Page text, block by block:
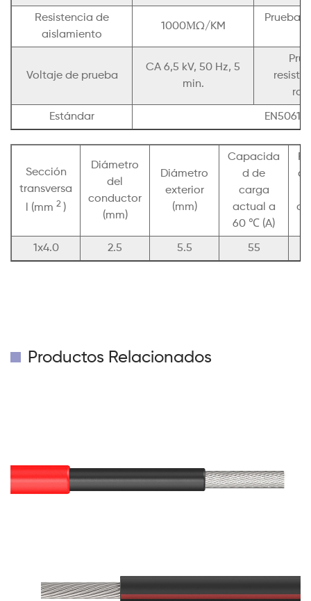
Resistencia de
aislamiento
1000ΜΩ/KM
Prueba
Voltaje de prueba
CA 6,5 kV, 50 Hz, 5
min.
Estándar
Sección
transversa
l (mm 2 )
Diámetro
del
conductor
(mm)
Diámetro
exterior
(mm)
Capacida
d de
carga
actual a
60 ℃ (A)
a
1x4.0 2.5 5.5 55
Productos Relacionados